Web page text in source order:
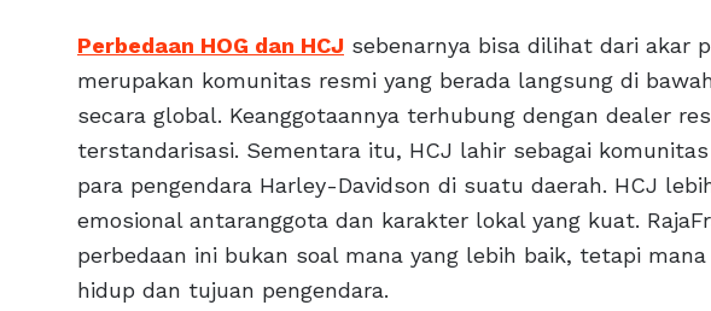
Perbedaan HOG dan HCJ sebenarnya bisa dilihat dari akar
merupakan komunitas resmi yang berada langsung di
secara global. Keanggotaannya terhubung dengan dealer
terstandarisasi. Sementara itu, HCJ lahir sebagai
para pengendara Harley-Davidson di suatu daerah. HCJ
emosional antaranggota dan karakter lokal yang kuat.
perbedaan ini bukan soal mana yang lebih baik, tetapi
hidup dan tujuan pengendara.